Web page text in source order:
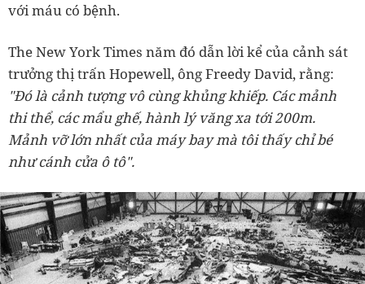
với máu có bệnh.
The New York Times năm đó dẫn lời kể của cảnh sát
trưởng thị trấn Hopewell, ông Freedy David, rằng:
"Đó là cảnh tượng vô cùng khủng khiếp. Các mảnh
thi thể, các mẩu ghế, hành lý văng xa tới 200m.
Mảnh vỡ lớn nhất của máy bay mà tôi thấy chỉ bé
như cánh cửa ô tô".